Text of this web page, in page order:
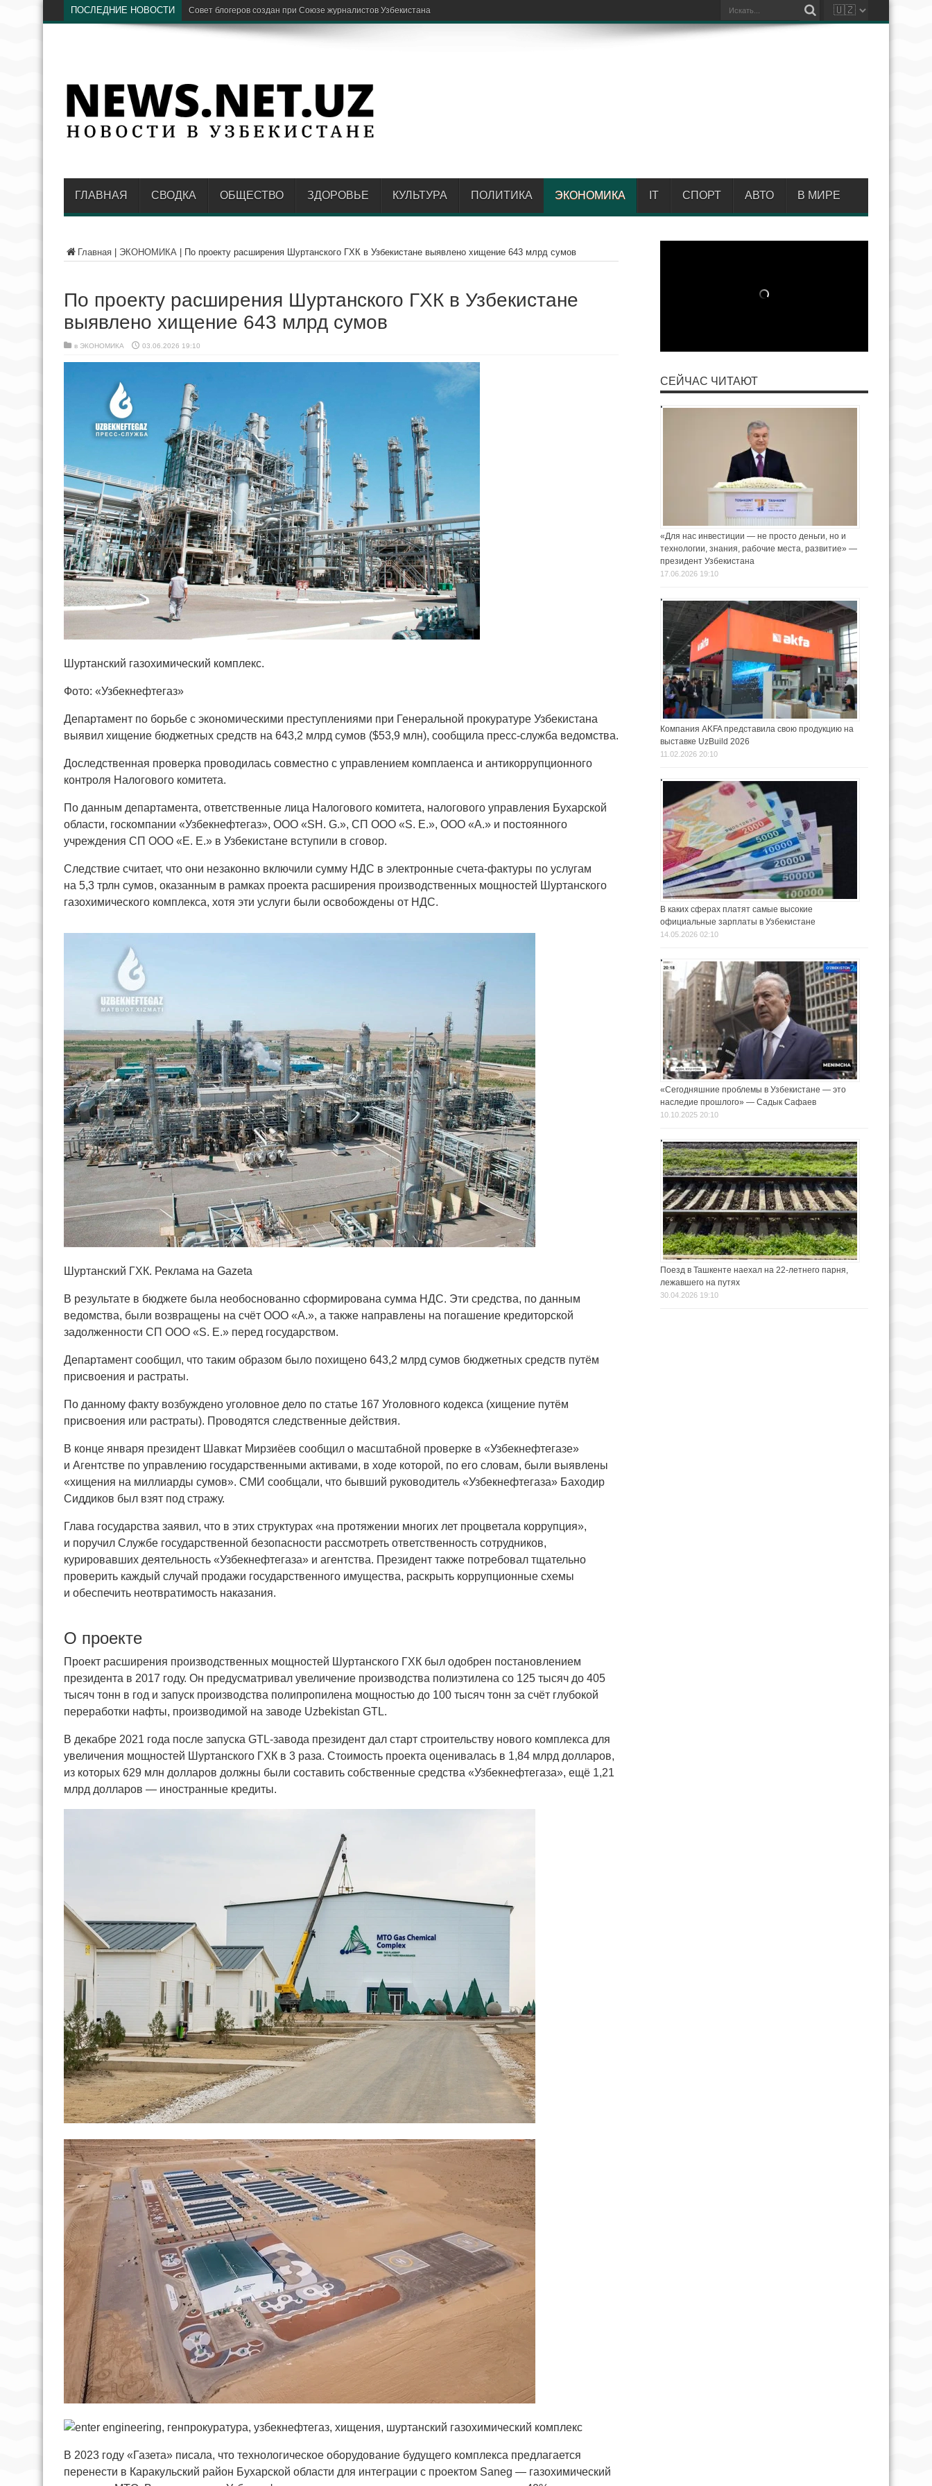
ПОСЛЕДНИЕ НОВОСТИ Предстоящая зима станет «испытательн
ГЛАВНАЯ СВОДКА ОБЩЕСТВО ЗДОРОВЬЕ КУЛЬТУРА ПОЛИТИКА ЭКОНОМИКА IT СПОРТ АВТО В МИРЕ
Главная ЭКОНОМИКА По проекту расширения Шуртанского ГХК в Узбекистане выявлено хищение 643 млрд сумов
По проекту расширения Шуртанского ГХК в Узбекистане
выявлено хищение 643 млрд сумов
в ЭКОНОМИКА 03.06.2026 19:10
Шуртанский газохимический комплекс.
Фото: «Узбекнефтегаз»
Департамент по борьбе с экономическими преступлениями при Генеральной прокуратуре Узбекистана
выявил хищение бюджетных средств на 643,2 млрд сумов ($53,9 млн), сообщила пресс-служба ведомства.
Доследственная проверка проводилась совместно с управлением комплаенса и антикоррупционного
контроля Налогового комитета.
По данным департамента, ответственные лица Налогового комитета, налогового управления Бухарской
области, госкомпании «Узбекнефтегаз», ООО «SH. G.», СП ООО «S. E.», ООО «A.» и постоянного
учреждения СП ООО «E. E.» в Узбекистане вступили в сговор.
Следствие считает, что они незаконно включили сумму НДС в электронные счета-фактуры по услугам
на 5,3 трлн сумов, оказанным в рамках проекта расширения производственных мощностей Шуртанского
газохимического комплекса, хотя эти услуги были освобождены от НДС.
Шуртанский ГХК. Реклама на Gazeta
В результате в бюджете была необоснованно сформирована сумма НДС. Эти средства, по данным
ведомства, были возвращены на счёт ООО «A.», а также направлены на погашение кредиторской
задолженности СП ООО «S. E.» перед государством.
Департамент сообщил, что таким образом было похищено 643,2 млрд сумов бюджетных средств путём
присвоения и растраты.
По данному факту возбуждено уголовное дело по статье 167 Уголовного кодекса (хищение путём
присвоения или растраты). Проводятся следственные действия.
В конце января президент Шавкат Мирзиёев сообщил о масштабной проверке в «Узбекнефтегазе»
и Агентстве по управлению государственными активами, в ходе которой, по его словам, были выявлены
«хищения на миллиарды сумов». СМИ сообщали, что бывший руководитель «Узбекнефтегаза» Баходир
Сиддиков был взят под стражу.
Глава государства заявил, что в этих структурах «на протяжении многих лет процветала коррупция»,
и поручил Службе государственной безопасности рассмотреть ответственность сотрудников,
курировавших деятельность «Узбекнефтегаза» и агентства. Президент также потребовал тщательно
проверить каждый случай продажи государственного имущества, раскрыть коррупционные схемы
и обеспечить неотвратимость наказания.
О проекте
Проект расширения производственных мощностей Шуртанского ГХК был одобрен постановлением
президента в 2017 году. Он предусматривал увеличение производства полиэтилена со 125 тысяч до 405
тысяч тонн в год и запуск производства полипропилена мощностью до 100 тысяч тонн за счёт глубокой
переработки нафты, производимой на заводе Uzbekistan GTL.
В декабре 2021 года после запуска GTL-завода президент дал старт строительству нового комплекса для
увеличения мощностей Шуртанского ГХК в 3 раза. Стоимость проекта оценивалась в 1,84 млрд долларов,
из которых 629 млн долларов должны были составить собственные средства «Узбекнефтегаза», ещё 1,21
млрд долларов — иностранные кредиты.
В 2023 году «Газета» писала, что технологическое оборудование будущего комплекса предлагается
перенести в Каракульский район Бухарской области для интеграции с проектом Saneg — газохимический
СЕЙЧАС ЧИТАЮТ
«Для нас инвестиции — не просто деньги, но и
технологии, знания, рабочие места, развитие» —
президент Узбекистана
17.06.2026 19:10
Компания AKFA представила свою продукцию на
выставке UzBuild 2026
11.02.2026 20:10
В каких сферах платят самые высокие
официальные зарплаты в Узбекистане
14.05.2026 02:10
«Сегодняшние проблемы в Узбекистане — это
наследие прошлого» — Садык Сафаев
10.10.2025 20:10
Поезд в Ташкенте наехал на 22-летнего парня,
лежавшего на путях
30.04.2026 19:10